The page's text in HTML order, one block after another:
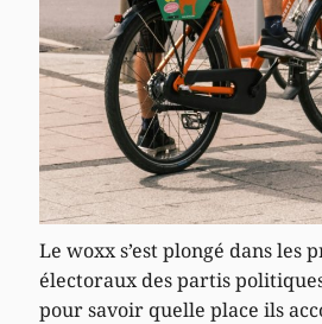
Le woxx s’est plongé dans les
électoraux des partis
pour savoir quelle place ils